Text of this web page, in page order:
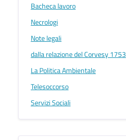
Bacheca lavoro
Necrologi
Note legali
dalla relazione del Corvesy 1753
La Politica Ambientale
Telesoccorso
Servizi Sociali